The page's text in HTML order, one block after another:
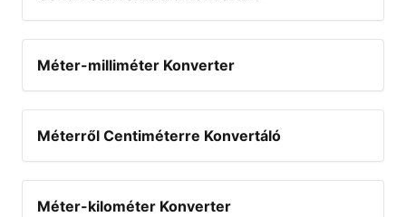
Méter-milliméter Konverter
Méterről Centiméterre Konvertáló
Méter-kilométer Konverter